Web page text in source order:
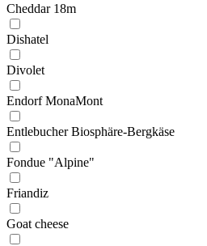
Cheddar 18m
Dishatel
Divolet
Endorf MonaMont
Entlebucher Biosphäre-Bergkäse
Fondue "Alpine"
Friandiz
Goat cheese